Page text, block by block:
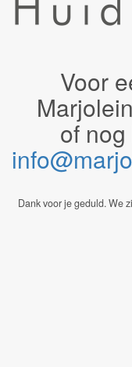
Voor
of
Dank voor je geduld. We